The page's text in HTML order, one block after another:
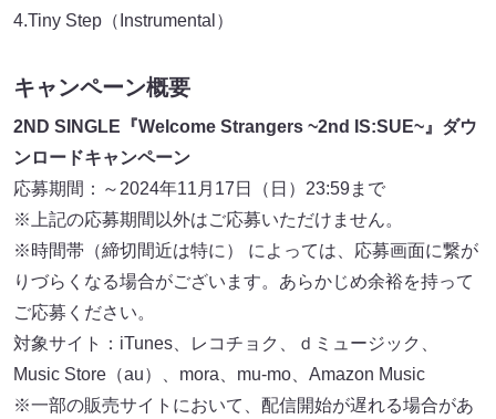
4.Tiny Step（Instrumental）
キャンペーン概要
2ND SINGLE『Welcome Strangers ~2nd IS:SUE~』ダウ
ンロードキャンペーン
応募期間：～2024年11月17日（日）23:59まで
※上記の応募期間以外はご応募いただけません。
※時間帯（締切間近は特に） によっては、応募画面に繋が
りづらくなる場合がございます。あらかじめ余裕を持って
ご応募ください。
対象サイト：iTunes、レコチョク、ｄミュージック、
Music Store（au）、mora、mu-mo、Amazon Music
※一部の販売サイトにおいて、配信開始が遅れる場合があ